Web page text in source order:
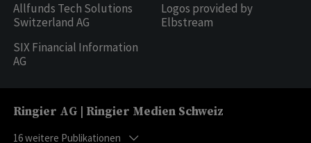
Allfunds Tech Solutions
Switzerland AG
SIX Financial Information
AG
Logos provided by
Elbstream
Ringier AG | Ringier Medien Schweiz
16weitere Publikationen